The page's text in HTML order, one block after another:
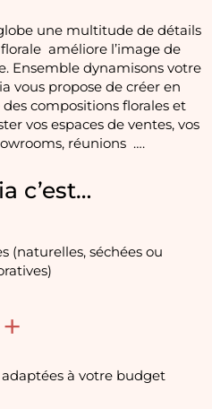
une multitude de détails
améliore l’image de
Ensemble dynamisons votre
vous propose de créer en
compositions florales et
vos espaces de ventes, vos
réunions ….
c’est…
(naturelles, séchées ou
+
adaptées à votre budget